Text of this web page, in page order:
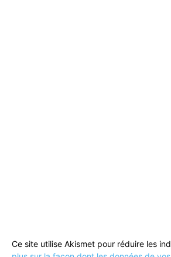
Ce site utilise Akismet pour réduire les